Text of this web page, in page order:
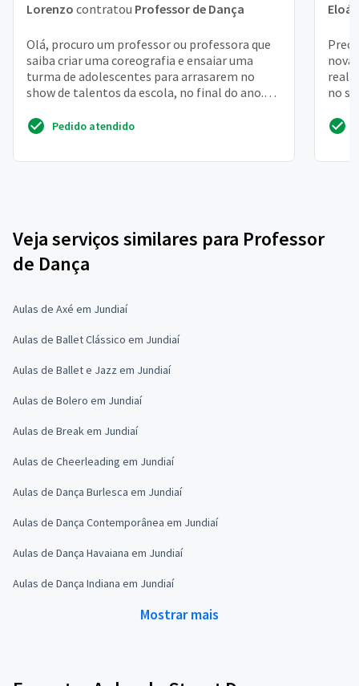
Lorenzo contratou Professor de Dança
Olá, procuro um professor ou professora que
saiba criar uma coreografia e ensaiar uma
turma de adolescentes para arrasarem no
show de talentos da escola, no final do ano.
Pedido atendido
Eloá
no
Veja serviços similares para Professor
de Dança
Aulas de Axé em Jundiaí
Aulas de Ballet Clássico em Jundiaí
Aulas de Ballet e Jazz em Jundiaí
Aulas de Bolero em Jundiaí
Aulas de Break em Jundiaí
Aulas de Cheerleading em Jundiaí
Aulas de Dança Burlesca em Jundiaí
Aulas de Dança Contemporânea em Jundiaí
Aulas de Dança Havaiana em Jundiaí
Aulas de Dança Indiana em Jundiaí
Mostrar mais